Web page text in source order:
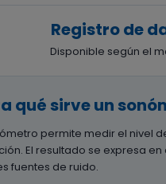
Registro de
Disponible según el
qué sirve un
permite medir el nivel
El resultado se expresa
fuentes de ruido.